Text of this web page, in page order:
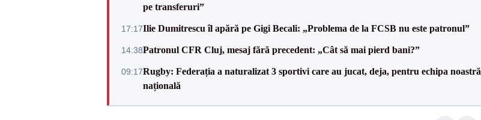
pe transferuri”
17:17Ilie Dumitrescu îl apără pe Gigi Becali: „Problema de la FCSB nu este patronul”
14:38Patronul CFR Cluj, mesaj fără precedent: „Cât să mai pierd bani?”
09:17Rugby: Federația a naturalizat 3 sportivi care au jucat, deja, pentru echipa noastră
națională